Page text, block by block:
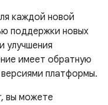
каждой новой
поддержки новых
улучшения
имеет обратную
платформы.
вы можете